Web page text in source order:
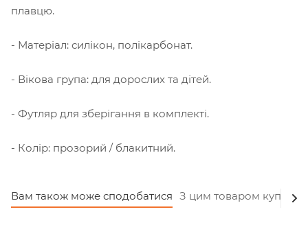
плавцю.
- Матеріал: силікон, полікарбонат.
- Вікова група: для дорослих та дітей.
- Футляр для зберігання в комплекті.
- Колір: прозорий / блакитний.
Вам також може сподобатися З цим товаром купують